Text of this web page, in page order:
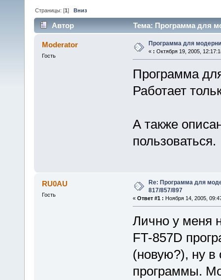
Страницы: [1]Вниз
Автор Тема: Программа для
Moderator
Гость
Программа для
« : Октября 19, 2005,
Программа
Работает
А также
пользоваться.
RU0AU
Гость
Re: Программа для
817/857/897
« Ответ #1 : Ноября 14, 2005,
Лично у меня
FT-857D
(новую?), ну
программы.